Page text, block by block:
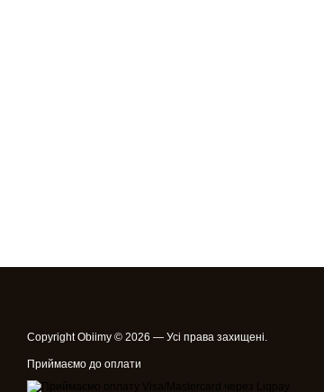
Copyright Obiimy © 2026 — Усі права захищені.
Приймаємо до оплати